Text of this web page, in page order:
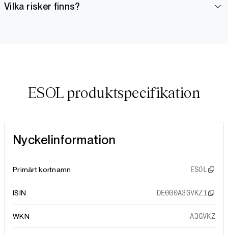
Vilka risker finns?
ESOL produktspecifikation
Nyckelinformation
Primärt kortnamn ESOL
ISIN DE000A3GVKZ1
WKN A3GVKZ